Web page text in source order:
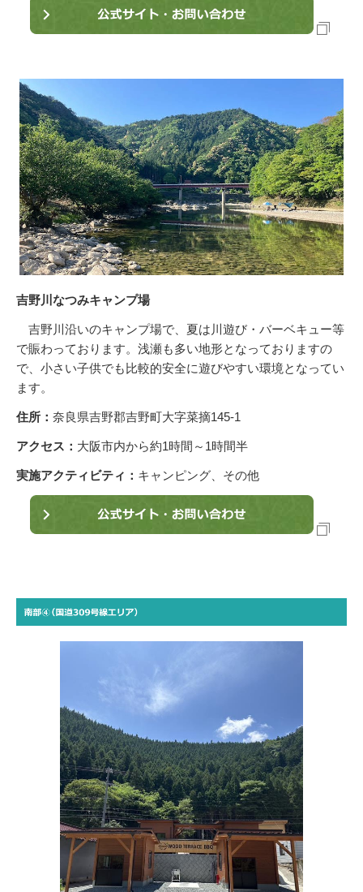
吉野川なつみキャンプ場
吉野川沿いのキャンプ場で、夏は川遊び・バーベキュー等
で賑わっております。浅瀬も多い地形となっておりますの
で、小さい子供でも比較的安全に遊びやすい環境となってい
ます。
住所： 奈良県吉野郡吉野町大字菜摘145-1
アクセス： 大阪市内から約1時間～1時間半
実施アクティビティ： キャンピング、その他